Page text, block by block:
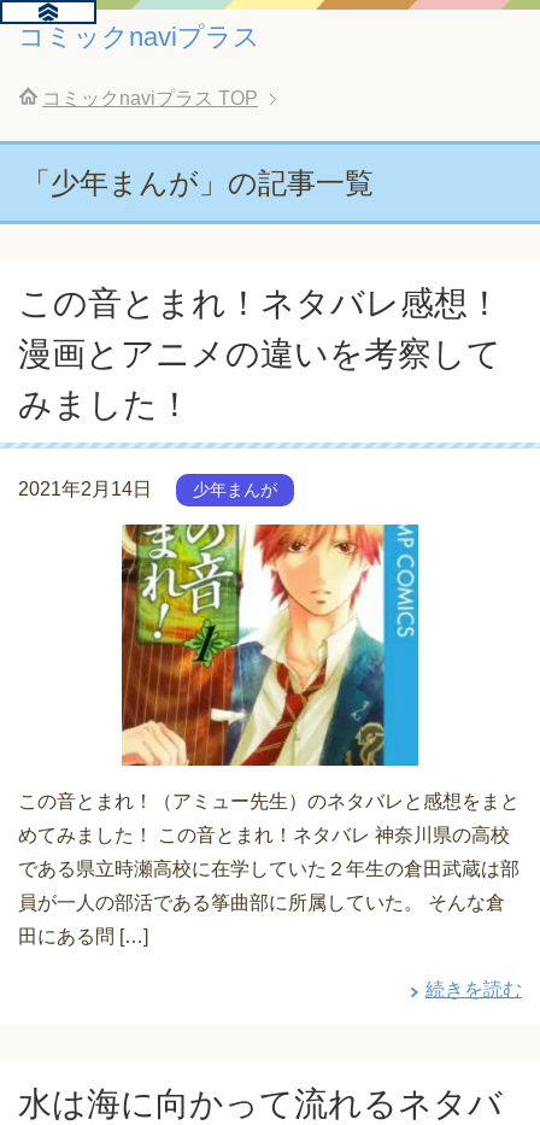
コミックnaviプラス
コミックnaviプラス TOP
「少年まんが」の記事一覧
この音とまれ！ネタバレ感想！
漫画とアニメの違いを考察して
みました！
2021年2月14日 少年まんが
この音とまれ！（アミュー先生）のネタバレと感想をまと
めてみました！ この音とまれ！ネタバレ 神奈川県の高校
である県立時瀬高校に在学していた２年生の倉田武蔵は部
員が一人の部活である筝曲部に所属していた。 そんな倉
田にある問 […]
続きを読む
水は海に向かって流れるネタバ